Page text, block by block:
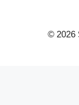
© 2026